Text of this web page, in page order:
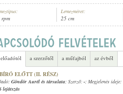
GÖNDÖR AURÉL ÉS TÁRSULATA
rpm
Lemezméret:
25 cm
a szerzőtől a műfajból az évből
ELŐTT (II. RÉSZ)
Göndör Aurél és társulata; Szerző: -; Megjelenés ideje:
lejátszás